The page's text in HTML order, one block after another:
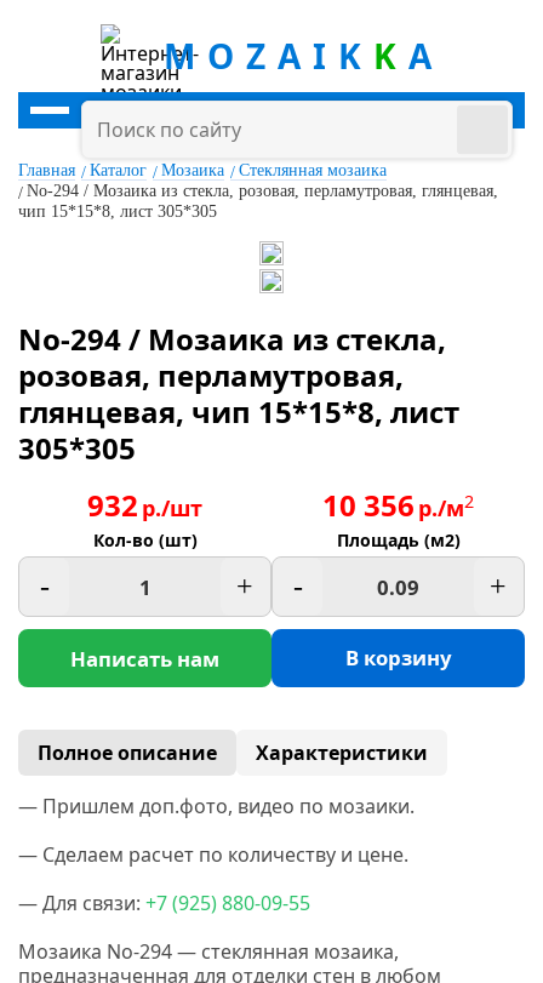
MOZAIK K A
Главная Каталог Мозаика
Стеклянная мозаика
No-294 / Мозаика из стекла, розовая, перламутровая, глянцевая,
чип 15*15*8, лист 305*305
No-294 / Мозаика из стекла,
розовая, перламутровая,
глянцевая, чип 15*15*8, лист
305*305
932 р./шт
Кол-во (шт)
- +
Написать нам
10 356 р./м2
Площадь (м2)
- +
В корзину
Полное описание
Характеристики
— Пришлем доп.фото, видео по мозаики.
— Сделаем расчет по количеству и цене.
— Для связи: +7(925) 880-09-55
Мозаика No-294 — стеклянная мозаика,
предназначенная для отделки стен в любом